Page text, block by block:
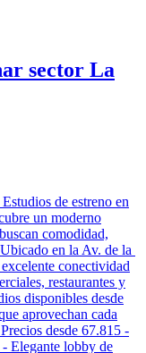
sector La
de estreno en
un moderno
comodidad,
en la Av. de la
conectividad
restaurantes y
disponibles desde
aprovechan cada
desde 67.815 -
Elegante lobby de